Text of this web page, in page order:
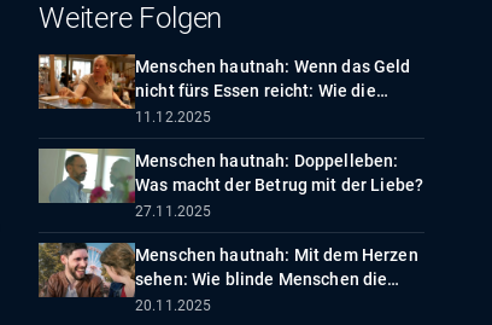
Weitere Folgen
Menschen hautnah: Wenn das Geld
nicht fürs Essen reicht: Wie die
Tafeln helfen
11.12.2025
Menschen hautnah: Doppelleben:
Was macht der Betrug mit der Liebe?
27.11.2025
Menschen hautnah: Mit dem Herzen
sehen: Wie blinde Menschen die
Liebe finden
20.11.2025